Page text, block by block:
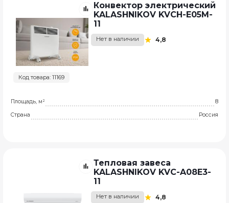
Код товара: 11169
Конвектор электрический
KALASHNIKOV KVCH-E05M-
11
Нет в наличии 4,8
Площадь, м²
8
Страна
Россия
Тепловая завеса
KALASHNIKOV KVC-A08E3-
11
Нет в наличии 4,8